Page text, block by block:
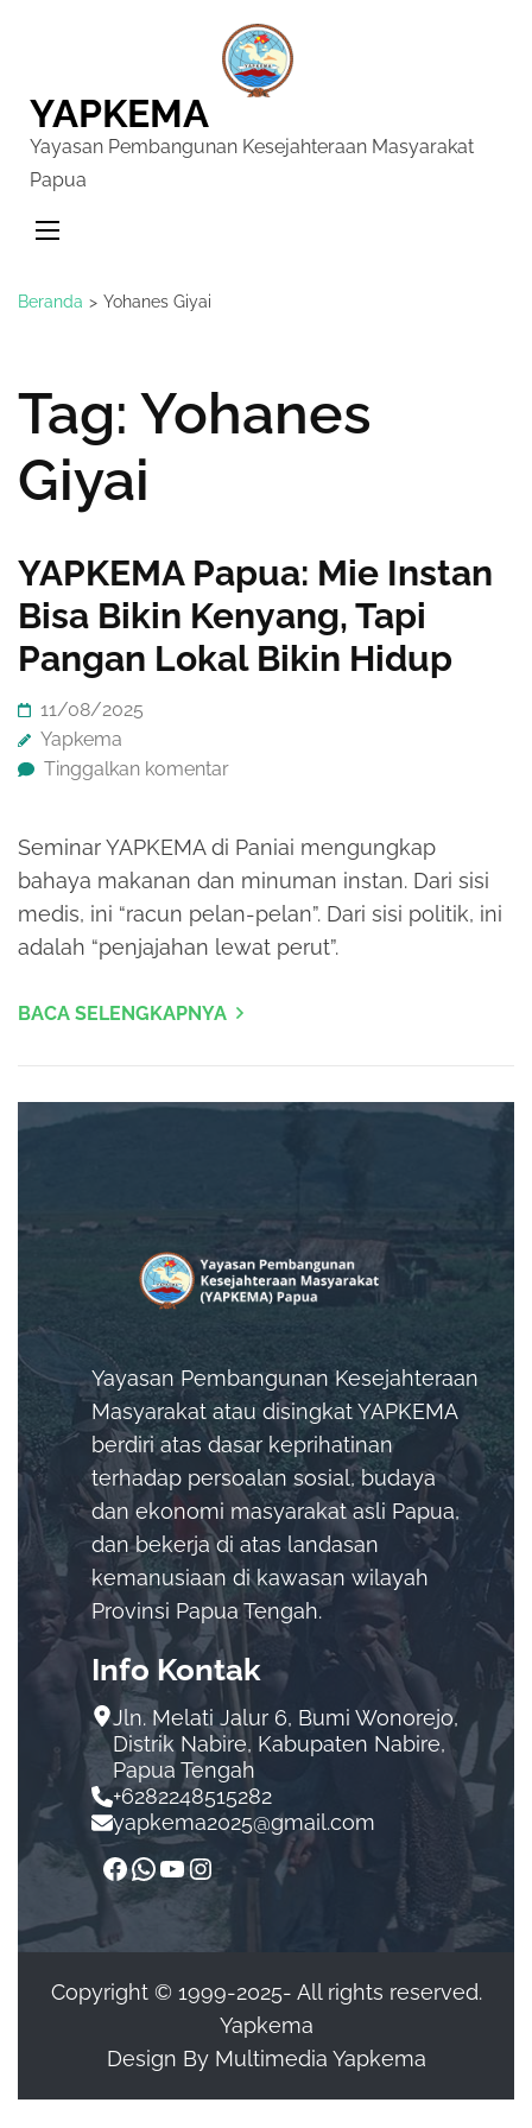
YAPKEMA
Yayasan Pembangunan Kesejahteraan Masyarakat
Papua
Beranda > Yohanes Giyai
Tag: Yohanes
Giyai
YAPKEMA Papua: Mie Instan
Bisa Bikin Kenyang, Tapi
Pangan Lokal Bikin Hidup
11/08/2025
Yapkema
Tinggalkan komentar
Seminar YAPKEMA di Paniai mengungkap
bahaya makanan dan minuman instan. Dari sisi
medis, ini “racun pelan-pelan”. Dari sisi politik, ini
adalah “penjajahan lewat perut”.
BACA SELENGKAPNYA
Yayasan Pembangunan Kesejahteraan
Masyarakat atau disingkat YAPKEMA
berdiri atas dasar keprihatinan
terhadap persoalan sosial, budaya
dan ekonomi masyarakat asli Papua,
dan bekerja di atas landasan
kemanusiaan di kawasan wilayah
Provinsi Papua Tengah.
Info Kontak
Jln. Melati Jalur 6, Bumi Wonorejo,
Distrik Nabire, Kabupaten Nabire,
Papua Tengah
+6282248515282
yapkema2025@gmail.com
Copyright © 1999-2025- All rights reserved.
Yapkema
Design By Multimedia Yapkema